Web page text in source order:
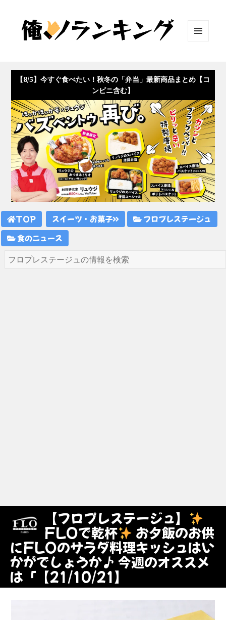
ット
【8/5】今すぐ食べたい！秋冬の「弁当」最新商品まとめ【コ
ンビニ含む】
TOP スイーツ・お菓子
フロプレステージュ
食のニュース
【フロプレステージュ】
FLOで乾杯 お夕飯のお供
にFLOのサラダ料理キッシュはい
かがでしょうか♪ 今週のオススメ
は「【21/10/21】